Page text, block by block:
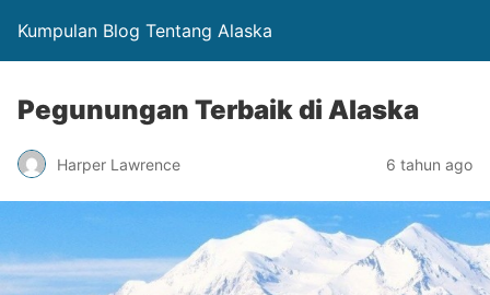
Kumpulan Blog Tentang Alaska
Pegunungan Terbaik di Alaska
Harper Lawrence 6 tahun ago